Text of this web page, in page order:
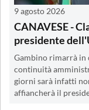
9 agosto 2026
CANAVESE -
presidente
Gambino rimarrà in
continuità
giorni sarà infatti
affiancherà il